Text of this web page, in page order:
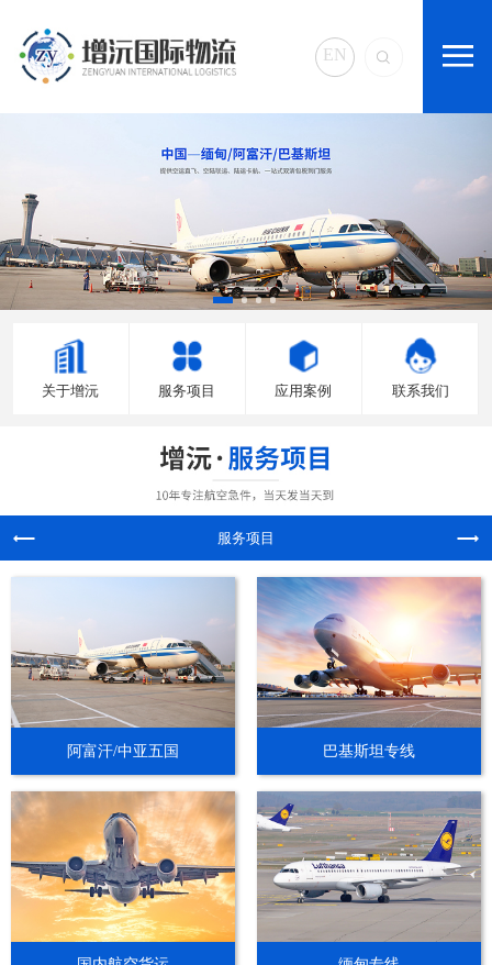
EN
关于增沅 服务项目 应用案例 联系我们
服务项目
阿富汗/中亚五国 巴基斯坦专线